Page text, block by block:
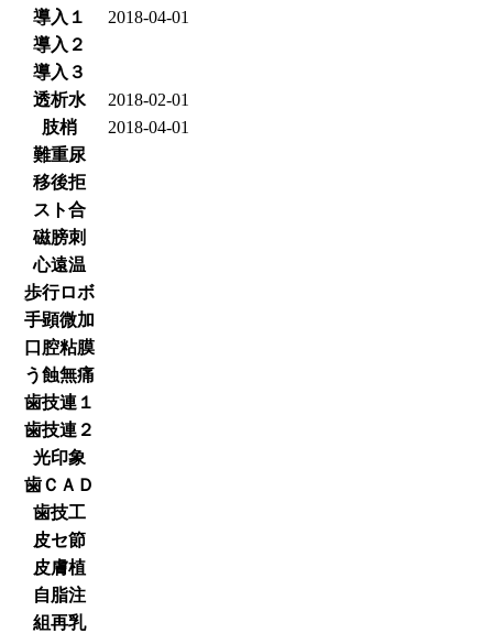
導入１
2018-04-01
導入２
導入３
透析水
2018-02-01
肢梢
2018-04-01
難重尿
移後拒
スト合
磁膀刺
心遠温
歩行ロボ
手顕微加
口腔粘膜
う蝕無痛
歯技連１
歯技連２
光印象
歯ＣＡＤ
歯技工
皮セ節
皮膚植
自脂注
組再乳